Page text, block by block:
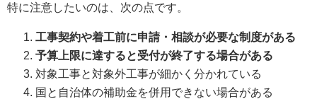
特に注意したいのは、次の点です。
工事契約や着工前に申請・相談が必要な制度がある
予算上限に達すると受付が終了する場合がある
対象工事と対象外工事が細かく分かれている
国と自治体の補助金を併用できない場合がある